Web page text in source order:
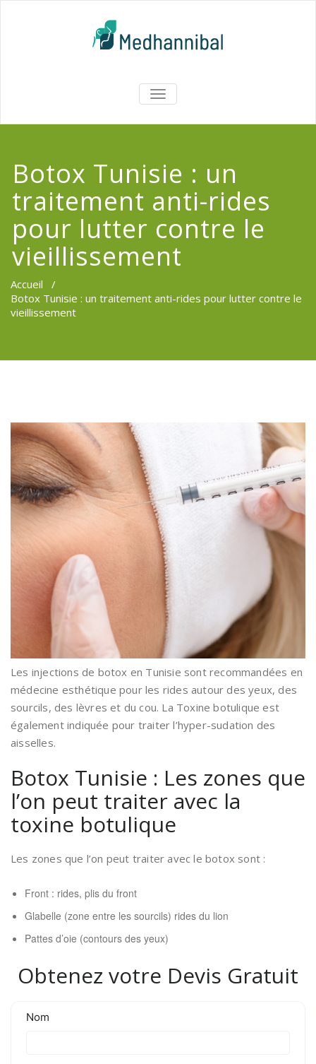
AFFICHER/MASQUER
LA
Botox Tunisie : un
traitement anti-rides
pour lutter contre le
vieillissement
Accueil /
Botox Tunisie : un traitement anti-rides pour lutter contre le
vieillissement
Les injections de botox en Tunisie sont recommandées en
médecine esthétique pour les rides autour des yeux, des
sourcils, des lèvres et du cou. La Toxine botulique est
également indiquée pour traiter l’hyper-sudation des
aisselles.
Botox Tunisie : Les zones que
l’on peut traiter avec la
toxine botulique
Les zones que l’on peut traiter avec le botox sont :
Front : rides, plis du front
Glabelle (zone entre les sourcils) rides du lion
Pattes d’oie (contours des yeux)
Obtenez votre Devis Gratuit